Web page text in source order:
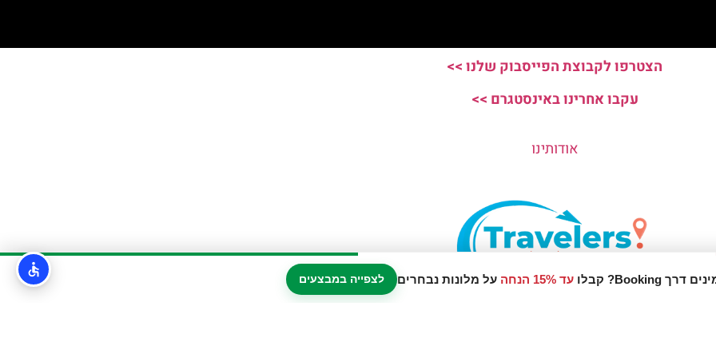
עד 15% הנחה על מלונות נבחרים לצפייה במבצעים
הצטרפו לקבוצת הפייסבוק שלנו >>
עקבו אחרינו באינסטגרם >>
אודותינו